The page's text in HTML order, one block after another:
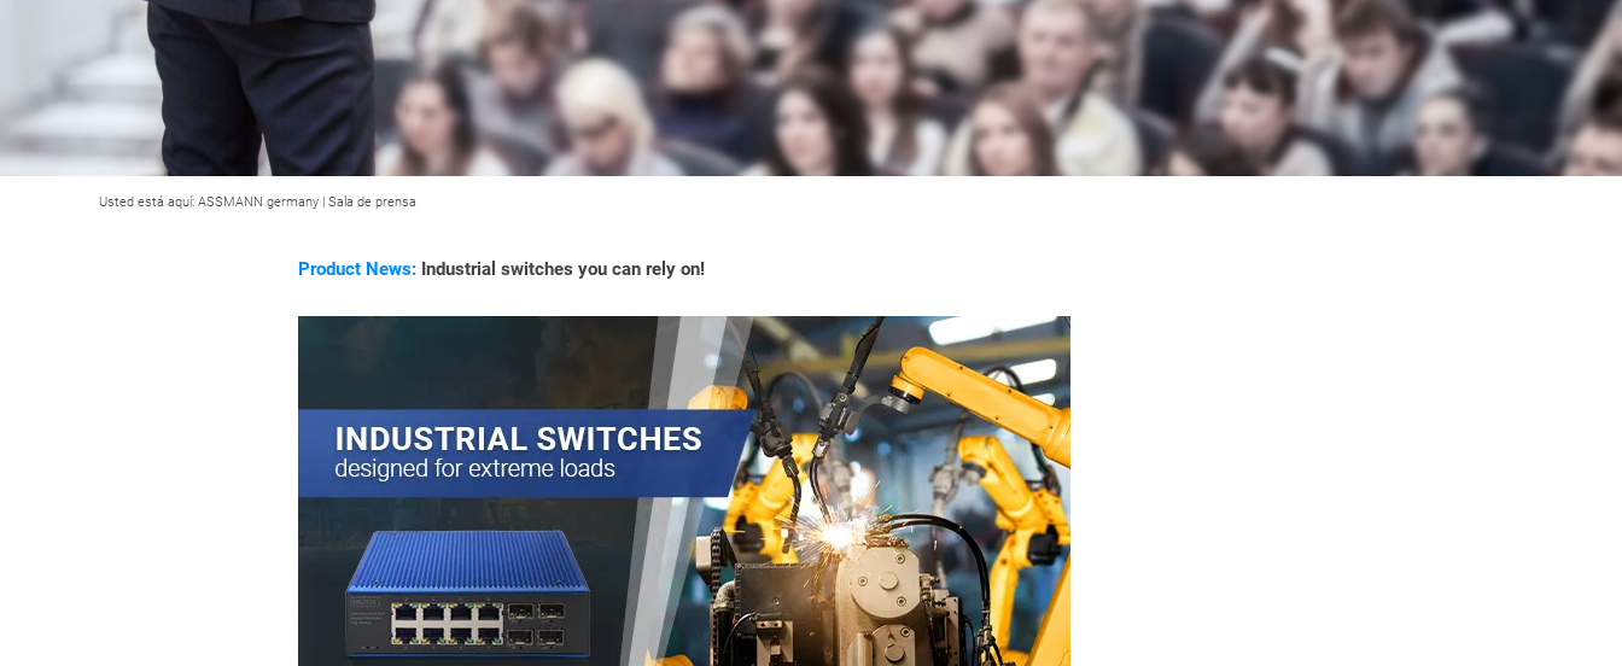
Usted está aquí: ASSMANN germany | Sala de prensa
Product News: Industrial switches you can rely on!